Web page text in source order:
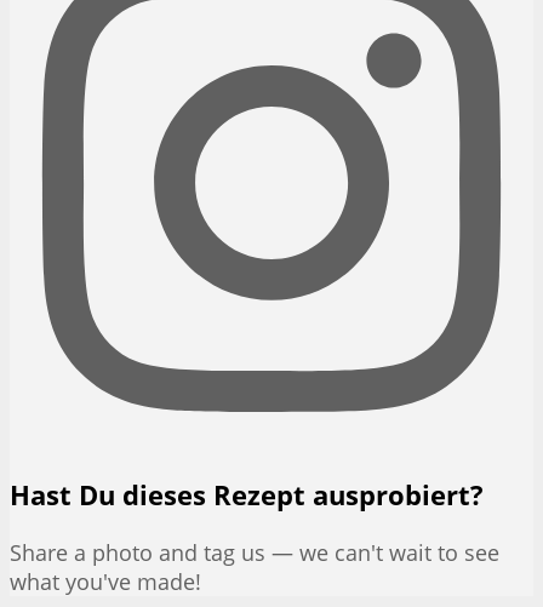
Hast Du dieses Rezept ausprobiert?
Share a photo and tag us — we can't wait to see
what you've made!